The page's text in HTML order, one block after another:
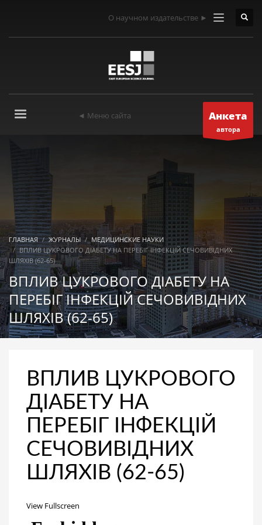
О научном издательстве ►
◄ Меню сайта Анкета
автора
ГЛАВНАЯ ЖУРНАЛЫ
МЕДИЦИНСКИЕ НАУКИ
ВПЛИВ ЦУКРОВОГО ДІАБЕТУ НА ПЕРЕБІГ ІНФЕКЦІЙ СЕЧОВИВІДНИХ
ШЛЯХІВ (62-65)
ВПЛИВ ЦУКРОВОГО ДІАБЕТУ НА
ПЕРЕБІГ ІНФЕКЦІЙ СЕЧОВИВІДНИХ
ШЛЯХІВ (62-65)
ВПЛИВ ЦУКРОВОГО
ДІАБЕТУ НА
ПЕРЕБІГ ІНФЕКЦІЙ
СЕЧОВИВІДНИХ
ШЛЯХІВ (62-65)
View Fullscreen